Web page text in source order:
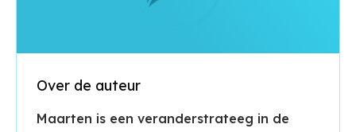
Over de auteur
Maarten is een veranderstrateeg in de